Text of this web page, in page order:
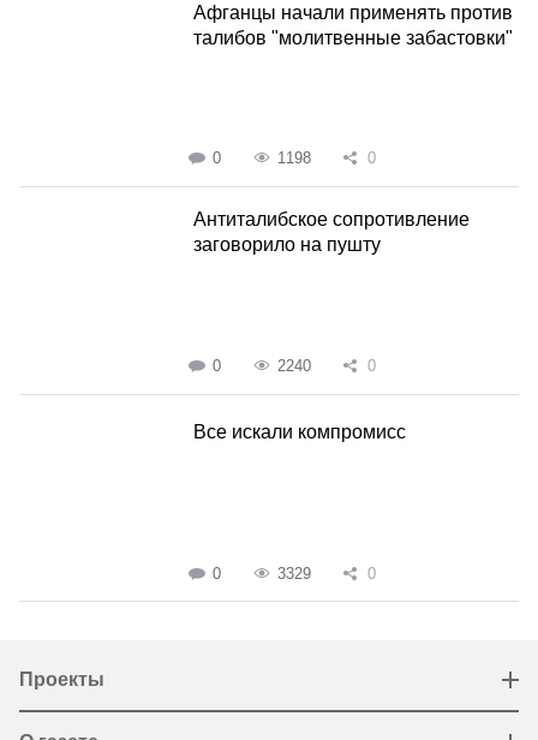
Афганцы начали применять против
талибов "молитвенные забастовки"
0 1198 0
Антиталибское сопротивление
заговорило на пушту
0 2240 0
Все искали компромисс
0 3329 0
Проекты